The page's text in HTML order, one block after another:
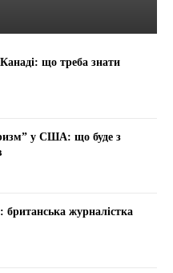
що треба знати
у США: що буде з
журналістка